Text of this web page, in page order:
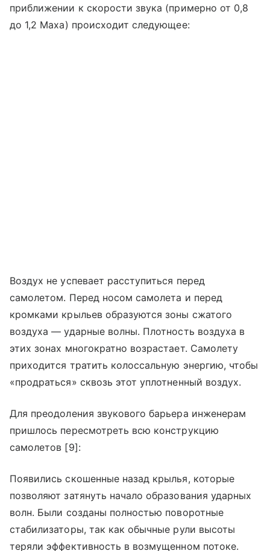
приближении к скорости звука (примерно от 0,8
до 1,2 Маха) происходит следующее:
Воздух не успевает расступиться перед
самолетом. Перед носом самолета и перед
кромками крыльев образуются зоны сжатого
воздуха — ударные волны. Плотность воздуха в
этих зонах многократно возрастает. Самолету
приходится тратить колоссальную энергию, чтобы
«продраться» сквозь этот уплотненный воздух.
Для преодоления звукового барьера инженерам
пришлось пересмотреть всю конструкцию
самолетов [9]:
Появились скошенные назад крылья, которые
позволяют затянуть начало образования ударных
волн. Были созданы полностью поворотные
стабилизаторы, так как обычные рули высоты
теряли эффективность в возмущенном потоке.